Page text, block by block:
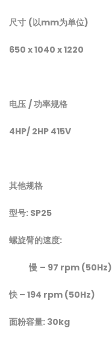
尺寸 (以mm为单位)
650 x 1040 x 1220
电压 /功率规格
4HP/ 2HP 415V
其他规格
型号: SP25
螺旋臂的速度:
慢 – 97 rpm (50Hz)
快 – 194 rpm (50Hz)
面粉容量: 30kg